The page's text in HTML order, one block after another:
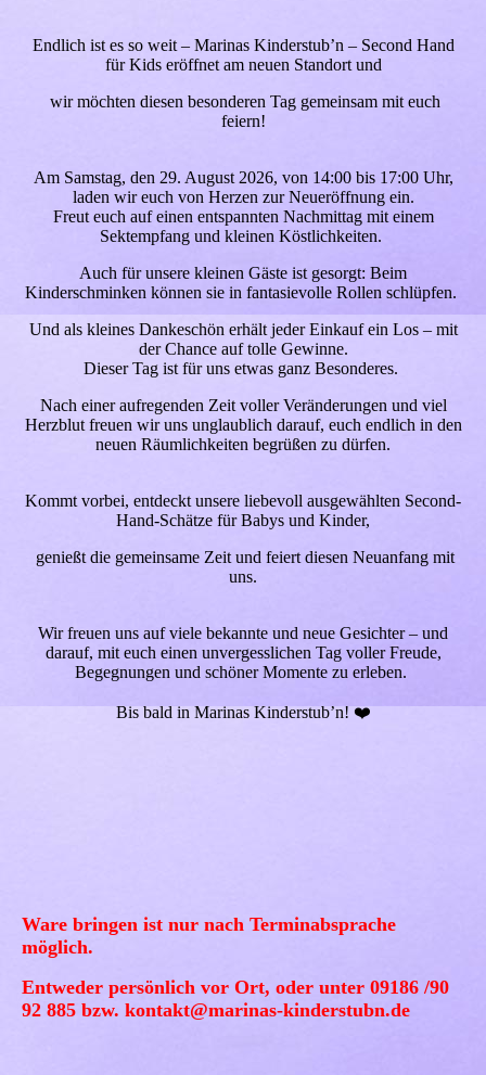
Endlich ist es so weit – Marinas Kinderstub’n – Second Hand
für Kids eröffnet am neuen Standort und
wir möchten diesen besonderen Tag gemeinsam mit euch
feiern!
Am Samstag, den 29. August 2026, von 14:00 bis 17:00 Uhr,
laden wir euch von Herzen zur Neueröffnung ein.
Freut euch auf einen entspannten Nachmittag mit einem
Sektempfang und kleinen Köstlichkeiten.
Auch für unsere kleinen Gäste ist gesorgt: Beim
Kinderschminken können sie in fantasievolle Rollen schlüpfen.
Und als kleines Dankeschön erhält jeder Einkauf ein Los – mit
der Chance auf tolle Gewinne.
Dieser Tag ist für uns etwas ganz Besonderes.
Nach einer aufregenden Zeit voller Veränderungen und viel
Herzblut freuen wir uns unglaublich darauf, euch endlich in den
neuen Räumlichkeiten begrüßen zu dürfen.
Kommt vorbei, entdeckt unsere liebevoll ausgewählten Second-
Hand-Schätze für Babys und Kinder,
genießt die gemeinsame Zeit und feiert diesen Neuanfang mit
uns.
Wir freuen uns auf viele bekannte und neue Gesichter – und
darauf, mit euch einen unvergesslichen Tag voller Freude,
Begegnungen und schöner Momente zu erleben.
Bis bald in Marinas Kinderstub’n! ❤️
Ware bringen ist nur nach Terminabsprache
möglich.
Entweder persönlich vor Ort, oder unter 09186 /90
92 885 bzw. kontakt@marinas-kinderstubn.de